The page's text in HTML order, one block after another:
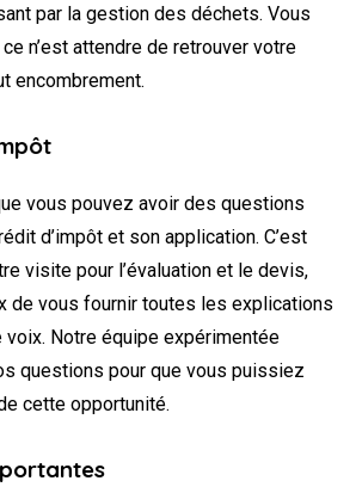
par la gestion des déchets. Vous
n’est attendre de retrouver votre
encombrement.
vous pouvez avoir des questions
d’impôt et son application. C’est
visite pour l’évaluation et le devis,
de vous fournir toutes les explications
Notre équipe expérimentée
questions pour que vous puissiez
cette opportunité.